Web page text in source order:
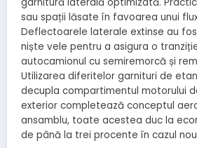
sau spații lăsate în favoarea unui
Deflectoarele laterale extinse au
niște vele pentru a asigura o
autocamionul cu semiremorcă și
Utilizarea diferitelor garnituri de
decupla compartimentul motorului
exterior completează conceptul
ansamblu, toate acestea duc la
de până la trei procente în cazul